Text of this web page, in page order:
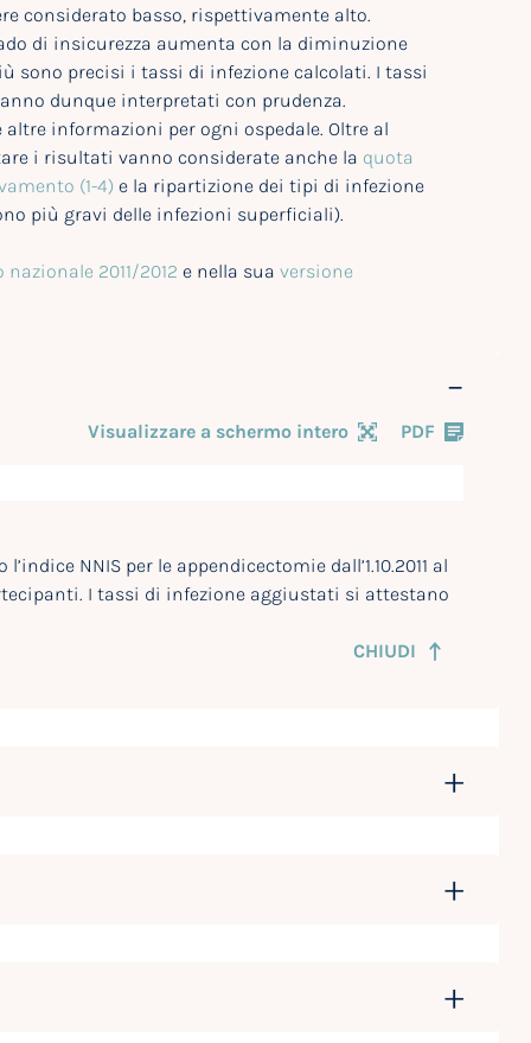
considerato basso, rispettivamente alto.
di insicurezza aumenta con la diminuzione
sono precisi i tassi di infezione calcolati. I tassi
dunque interpretati con prudenza.
informazioni per ogni ospedale. Oltre al
i risultati vanno considerate anche la quota
(1-4) e la ripartizione dei tipi di infezione
più gravi delle infezioni superficiali).
2011/2012 e nella sua versione
Visualizzare a schermo intero
PDF
NNIS per le appendicectomie dall’1.10.2011 al
I tassi di infezione aggiustati si attestano
CHIUDI